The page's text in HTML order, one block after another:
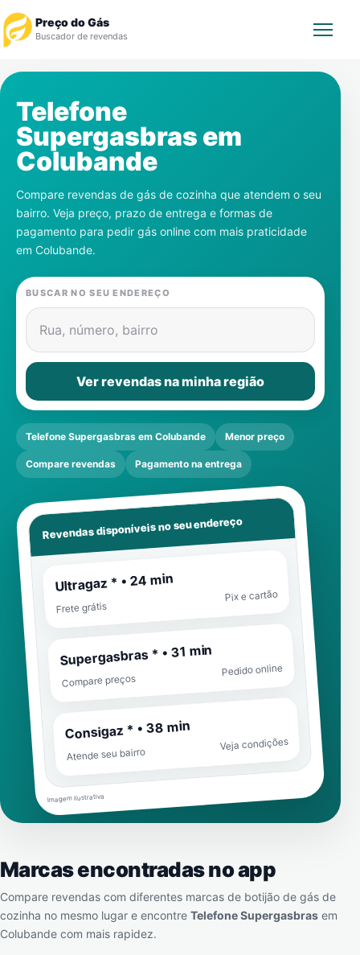
Preço do Gás
Buscador de revendas
Revendedor
Notícias
Cadastre-se
Gás
Contatos
Telefone
Supergasbras em
Colubande
Compare revendas de gás de cozinha que atendem o seu
bairro. Veja preço, prazo de entrega e formas de
pagamento para pedir gás online com mais praticidade
em Colubande.
BUSCAR NO SEU ENDEREÇO
Rua, número, bairro
Ver revendas na minha região
Telefone Supergasbras em Colubande Menor preço
Compare revendas Pagamento na entrega
Revendas disponíveis no seu endereço
Ultragaz * • 24 min
Frete grátis
Pix e cartão
Supergasbras * • 31 min
Compare preços
Pedido online
Consigaz * • 38 min
Atende seu bairro
Veja condições
Imagem ilustrativa
Marcas encontradas no app
Compare revendas com diferentes marcas de botijão de gás de
cozinha no mesmo lugar e encontre Telefone Supergasbras em
Colubande com mais rapidez.